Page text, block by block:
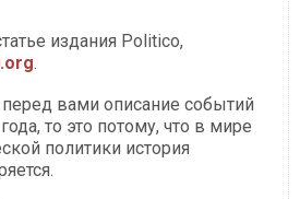
издания Politico,
.
перед вами описание событий
то это потому, что в мире
политики история